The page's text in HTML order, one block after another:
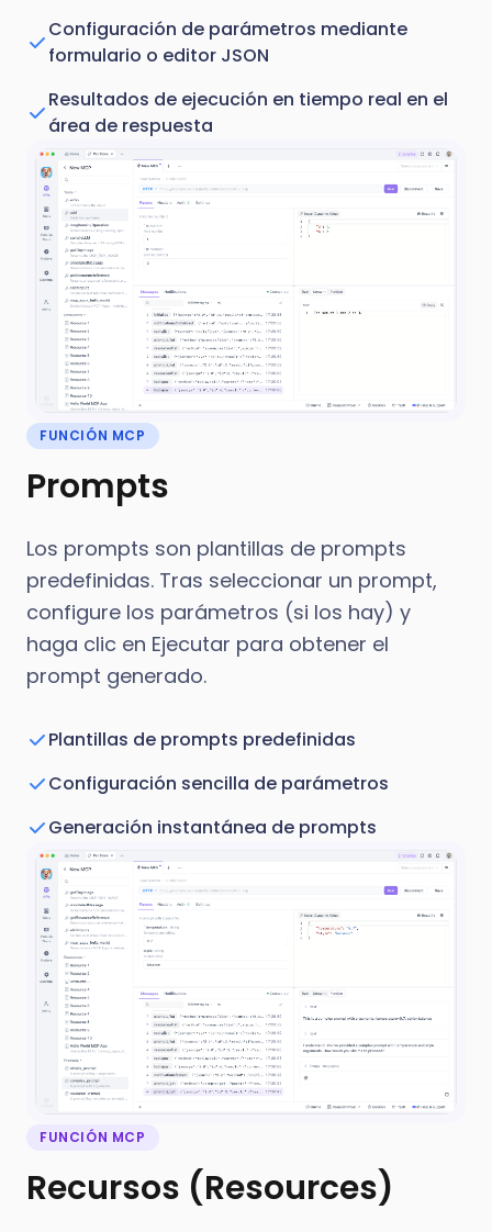
Configuración de parámetros mediante
formulario o editor JSON
Resultados de ejecución en tiempo real en el
área de respuesta
FUNCIÓN MCP
Prompts
Los prompts son plantillas de prompts
predefinidas. Tras seleccionar un prompt,
configure los parámetros (si los hay) y
haga clic en Ejecutar para obtener el
prompt generado.
Plantillas de prompts predefinidas
Configuración sencilla de parámetros
Generación instantánea de prompts
FUNCIÓN MCP
Recursos (Resources)